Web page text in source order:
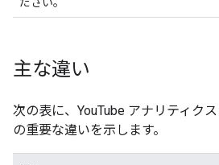
主な違い
次の表に、YouTube アナリティク
の重要な違いを示します。